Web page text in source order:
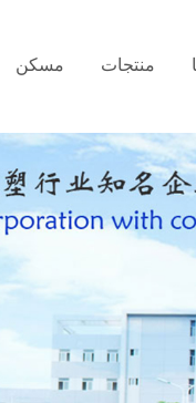
مسكن منتجات